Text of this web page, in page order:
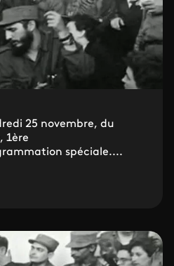
25 novembre, du
1ère
spéciale....